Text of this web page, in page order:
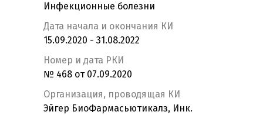
Инфекционные болезни
Дата начала и окончания КИ
15.09.2020 - 31.08.2022
Номер и дата РКИ
№ 468 от 07.09.2020
Организация, проводящая КИ
Эйгер БиоФармасьютикалз, Инк.